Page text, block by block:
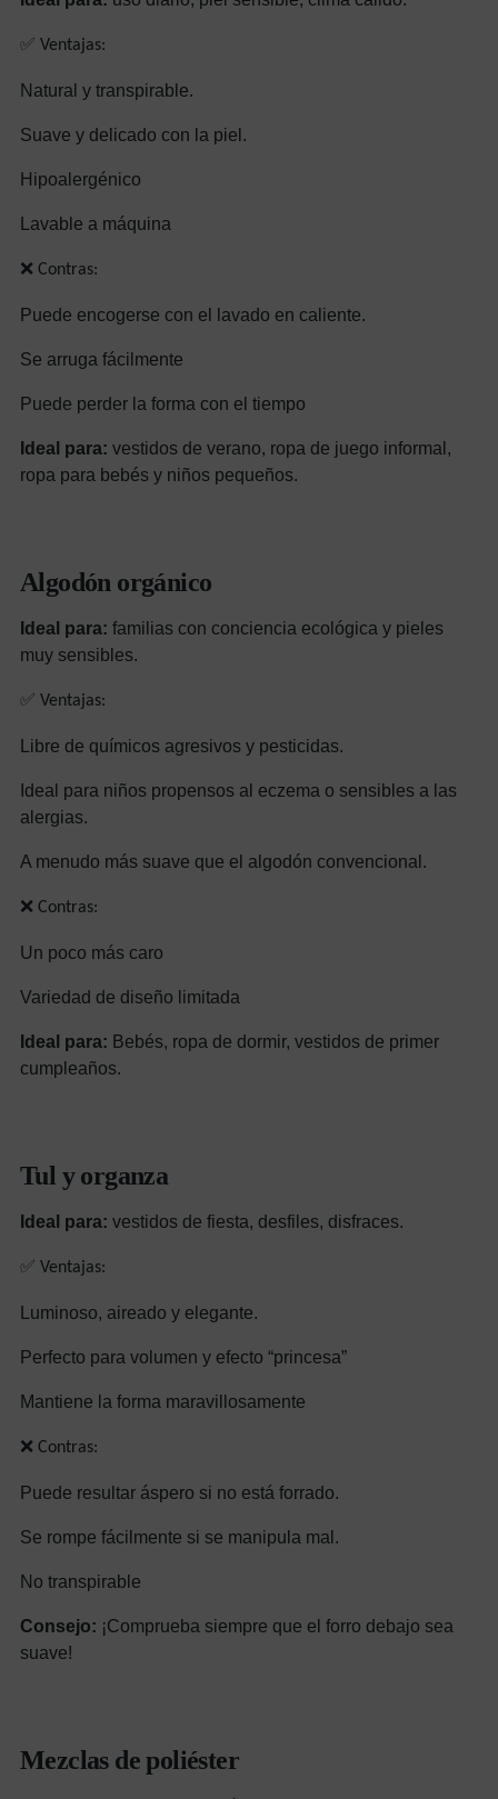
✅ Ventajas:
Natural y transpirable.
Suave y delicado con la piel.
Hipoalergénico
Lavable a máquina
❌ Contras:
Puede encogerse con el lavado en caliente.
Se arruga fácilmente
Puede perder la forma con el tiempo
Ideal para: vestidos de verano, ropa de juego informal,
ropa para bebés y niños pequeños.
Algodón orgánico
Ideal para: familias con conciencia ecológica y pieles
muy sensibles.
✅ Ventajas:
Libre de químicos agresivos y pesticidas.
Ideal para niños propensos al eczema o sensibles a las
alergias.
A menudo más suave que el algodón convencional.
❌ Contras:
Un poco más caro
Variedad de diseño limitada
Ideal para: Bebés, ropa de dormir, vestidos de primer
cumpleaños.
Tul y organza
Ideal para: vestidos de fiesta, desfiles, disfraces.
✅ Ventajas:
Luminoso, aireado y elegante.
Perfecto para volumen y efecto “princesa”
Mantiene la forma maravillosamente
❌ Contras:
Puede resultar áspero si no está forrado.
Se rompe fácilmente si se manipula mal.
No transpirable
Consejo: ¡Comprueba siempre que el forro debajo sea
suave!
Mezclas de poliéster